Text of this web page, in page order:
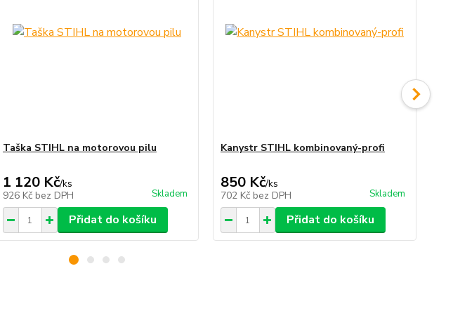
Taška STIHL na motorovou pilu
1 120 Kč/ks
926 Kč bez DPH Skladem
Přidat do košíku
Kanystr STIHL kombinovaný-profi
850 Kč/ks
702 Kč bez DPH Skladem
Přidat do košíku